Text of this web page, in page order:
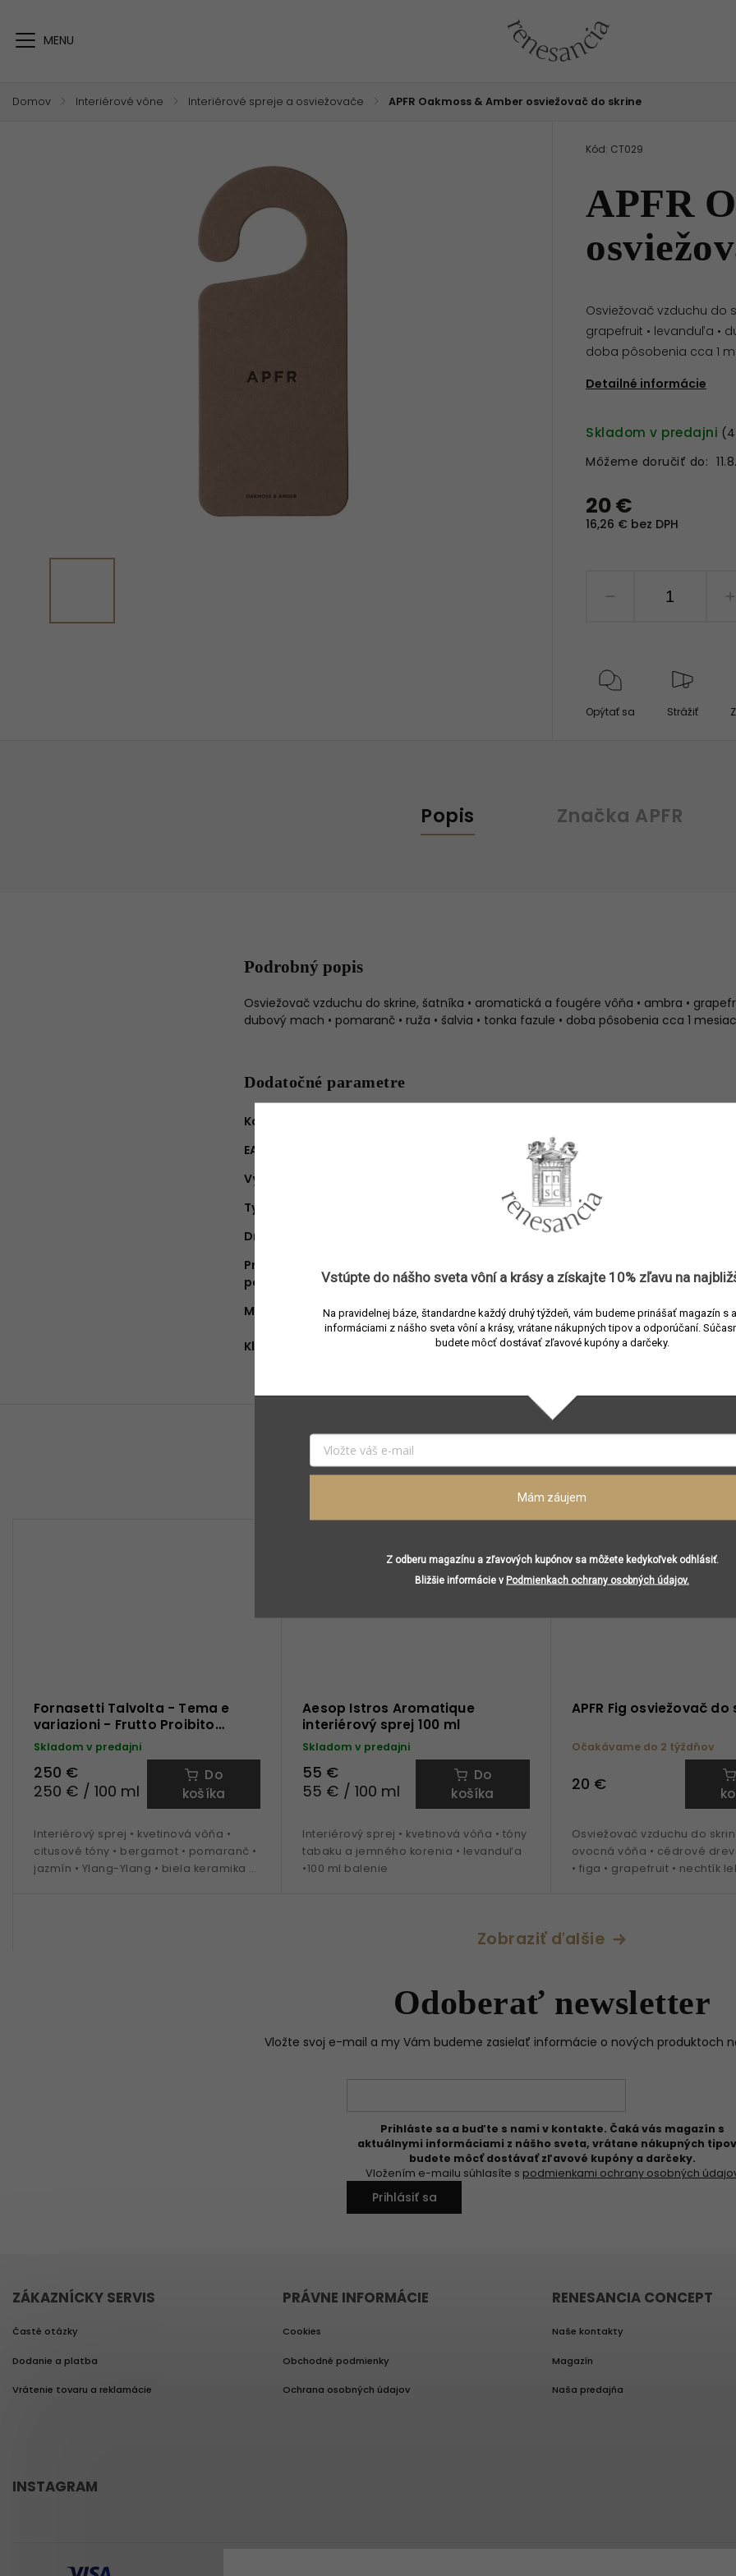
Domov / Interiérové vône / Interiérové spreje a osviežovače / APFR Oakmoss & Amber osviežovač do skrine
APFR
Kód: CT029
Osviežovač vzduchu do
grapefruit • levanduľa •
doba pôsobenia cca 1
Detailné informácie
20 €
16,26 € bez DPH
Skladom v predajni
Môžeme doručiť do:
Opýtať sa Strážiť
Popis Značka APFR
Podrobný popis
Osviežovač vzduchu do skrine, šatníka • aromatická a fougére vôňa • ambra •
dubový mach • pomaranč • ruža • šalvia • tonka fazule • doba pôsobenia cca 1 mesiac
Dodatočné parametre
Kategória
EAN
Výrobca
Typ produktu
Osviežovače do skrine
Druh vône
Približná doba
pôsobenia
1 mes.
Množstvo v balení: 1 ks
Kľúčové ingrediencie
Ambra, grapefruit, bylina, levanduľa, dubový mach,
Podobné (8)
Fornasetti Talvolta - Tema e
variazioni - Frutto Proibito
interiérový sprej 100 ml
Skladom v predajni
250 €
250 € / 100 ml
Do
košíka
Interiérový sprej • kvetinová vôňa •
citusové tóny • bergamot • pomaranč •
jazmín • Ylang-Ylang • biela keramika s
Aesop Istros Aromatique
interiérový sprej 100 ml
Skladom v predajni
55 €
55 € / 100 ml
Do
košíka
Interiérový sprej • kvetinová vôňa • tóny
tabaku a jemného korenia • levanduľa
•100 ml balenie
APFR Fig osviežovač do
Očakávame do 2 týždňov
20 €
Osviežovač vzduchu do
ovocná vôňa • cédrové
• figa • grapefruit • nechtík
Zobraziť ďalšie
Odoberať newsletter
Vložte svoj e-mail a my Vám budeme zasielať informácie o nových produktoch
Prihláste sa a buďte s nami v kontakte. Čaká vás magazín s
aktuálnymi informáciami z nášho sveta, vrátane nákupných
budete môcť dostávať zľavové kupóny a darčeky.
Vložením e-mailu súhlasíte s podmienkami ochrany osobných
Prihlásiť sa
ZÁKAZNÍCKY SERVIS
Časté otázky
Dodanie a platba
Vrátenie tovaru a reklamácie
PRÁVNE INFORMÁCIE
Cookies
Obchodné podmienky
Ochrana osobných údajov
RENESANCIA CONCEPT
Naše kontakty
Magazín
Naša predajňa
INSTAGRAM
Vstúpte do nášho sveta vôní a krásy a získajte 10% zľavu na
Na pravidelnej báze, štandardne každý druhý týždeň, vám budeme prinášať magazín s
informáciami z nášho sveta vôní a krásy, vrátane nákupných tipov a odporúčaní.
budete môcť dostávať zľavové kupóny a darčeky.
Mám záujem
Z odberu magazínu a zľavových kupónov sa môžete kedykoľvek odhlásiť.
Bližšie informácie v Podmienkach ochrany osobných údajov.